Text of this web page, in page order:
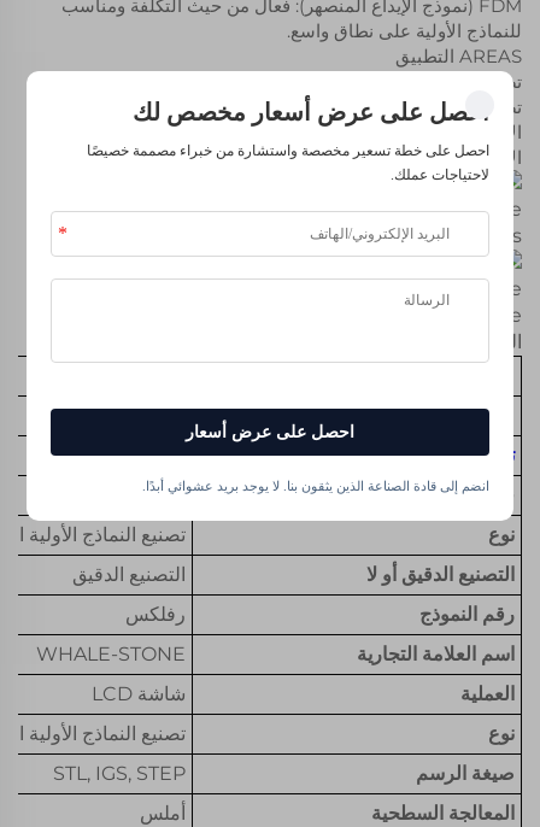
FDM (نموذج الإيداع المنصهر): فعال من حيث التكلفة ومناسب
للنماذج الأولية على نطاق واسع.
AREAS التطبيق
تصميم المجوهرات
تصميم صناعي
الأجهزة الطبية
الإلكترونيات الاستهلاكية
المواصفات
مكان المنشأ
الصين
تصنيع باستخدام الحاسب الآلي CNC
أو لا ليس معالجة CNC
قدرات المواد
شمع
نوع
تصنيع النماذج الأولية
التصنيع الدقيق أو لا
التصنيع الدقيق
رقم النموذج
رفلكس
اسم العلامة التجارية
WHALE-STONE
العملية
شاشة LCD
نوع
تصنيع النماذج الأولية
صيغة الرسم
STL, IGS, STEP
المعالجة السطحية
أملس
احصل على عرض أسعار مخصص لك
احصل على خطة تسعير مخصصة واستشارة من خبراء مصممة خصيصًا
لاحتياجات عملك.
احصل على عرض أسعار
انضم إلى قادة الصناعة الذين يثقون بنا. لا يوجد بريد عشوائي أبدًا.